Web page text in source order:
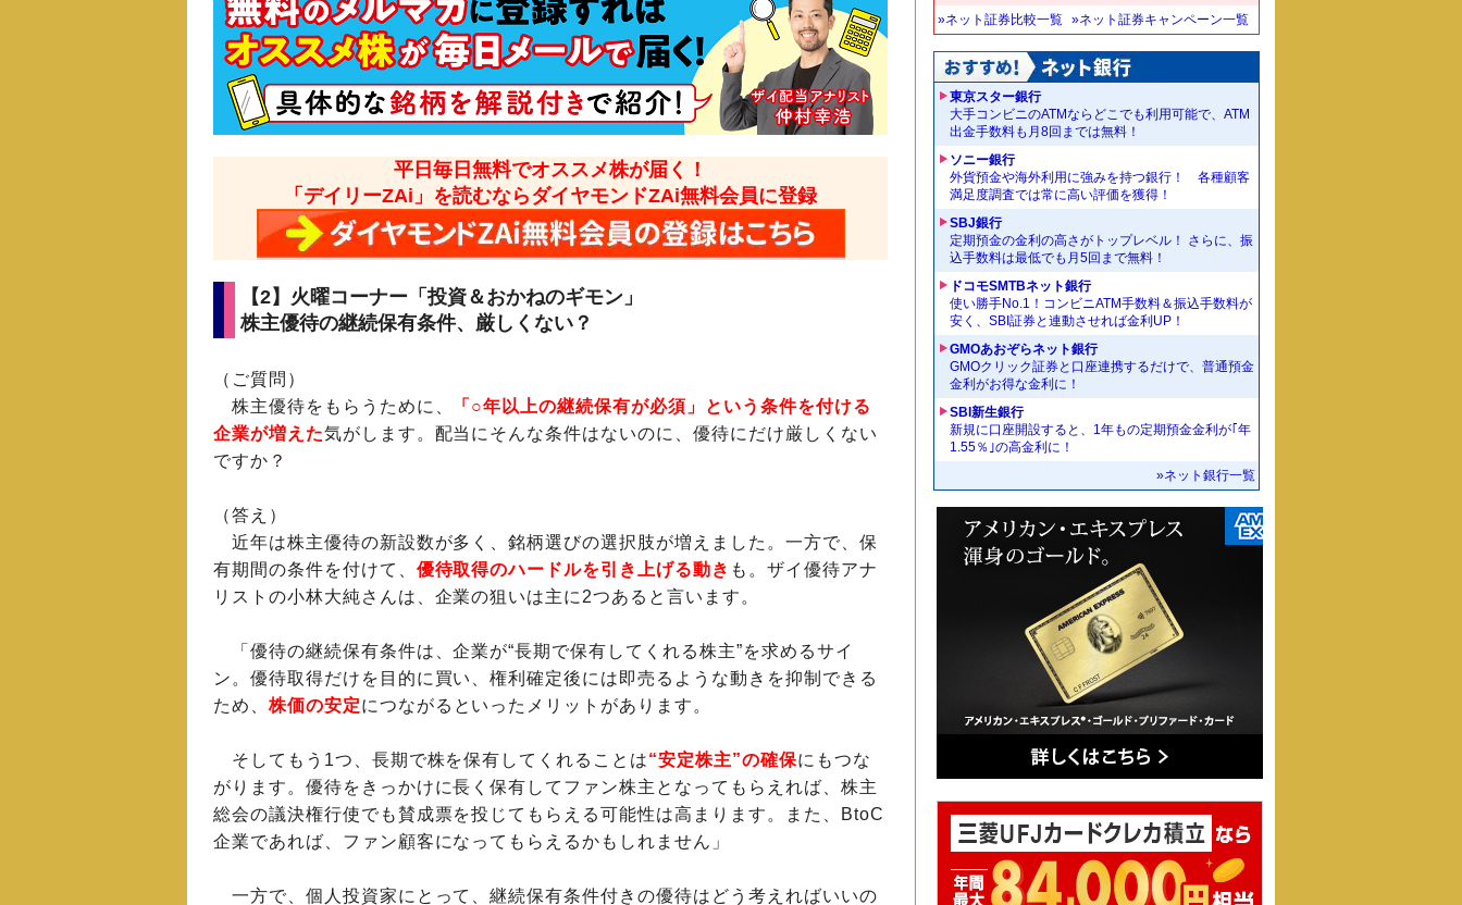
平日毎日無料でオススメ株が届く！
「デイリーZAi」を読むならダイヤモンドZAi無料会員に登録
【2】火曜コーナー「投資＆おかねのギモン」
株主優待の継続保有条件、厳しくない？
（ご質問）
株主優待をもらうために、
「○年以上の継続保有が必須」という条件を付ける
企業が増えた気がします。配当にそんな条件はないのに、優待にだけ厳しくない
ですか？
（答え）
近年は株主優待の新設数が多く、銘柄選びの選択肢が増えました。一方で、保
有期間の条件を付けて、 優待取得のハードルを引き上げる動き も。ザイ優待アナ
リストの小林大純さんは、企業の狙いは主に2つあると言います。
「優待の継続保有条件は、企業が“長期で保有してくれる株主”を求めるサイ
ン。優待取得だけを目的に買い、権利確定後には即売るような動きを抑制できる
ため、 株価の安定につながるといったメリットがあります。
そしてもう1つ、長期で株を保有してくれることは“安定株主”の確保にもつな
がります。優待をきっかけに長く保有してファン株主となってもらえれば、株主
総会の議決権行使でも賛成票を投じてもらえる可能性は高まります。また、BtoC
企業であれば、ファン顧客になってもらえるかもしれません」
一方で、個人投資家にとって、継続保有条件付きの優待はどう考えればいいの
»ネット証券比較一覧 »ネット証券キャンペーン一覧
東京スター銀行
大手コンビニのATMならどこでも利用可能で、ATM
出金手数料も月8回までは無料！
ソニー銀行
外貨預金や海外利用に強みを持つ銀行！ 各種顧客
満足度調査では常に高い評価を獲得！
SBJ銀行
定期預金の金利の高さがトップレベル！ さらに、振
込手数料は最低でも月5回まで無料！
ドコモSMTBネット銀行
使い勝手No.1！コンビニATM手数料＆振込手数料が
安く、SBI証券と連動させれば金利UP！
GMOあおぞらネット銀行
GMOクリック証券と口座連携するだけで、普通預金
金利がお得な金利に！
SBI新生銀行
新規に口座開設すると、1年もの定期預金金利が｢年
1.55％｣の高金利に！
»ネット銀行一覧